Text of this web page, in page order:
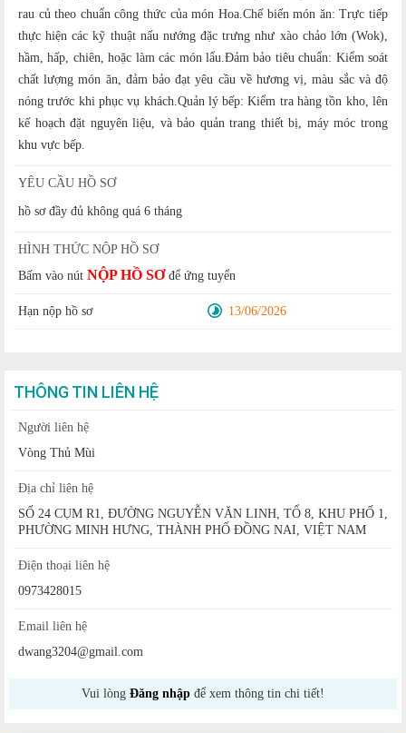
rau củ theo chuẩn công thức của món Hoa.Chế biến món ăn: Trực tiếp
thực hiện các kỹ thuật nấu nướng đặc trưng như xào chảo lớn (Wok),
hầm, hấp, chiên, hoặc làm các món lẩu.Đảm bảo tiêu chuẩn: Kiểm soát
chất lượng món ăn, đảm bảo đạt yêu cầu về hương vị, màu sắc và độ
nóng trước khi phục vụ khách.Quản lý bếp: Kiểm tra hàng tồn kho, lên
kế hoạch đặt nguyên liệu, và bảo quản trang thiết bị, máy móc trong
khu vực bếp.
YÊU CẦU HỒ SƠ
hồ sơ đầy đủ không quá 6 tháng
HÌNH THỨC NỘP HỒ SƠ
Bấm vào nút NỘP HỒ SƠđể ứng tuyển
Hạn nộp hồ sơ 13/06/2026
THÔNG TIN LIÊN HỆ
Người liên hệ
Vòng Thủ Mùi
Địa chỉ liên hệ
SỐ 24 CỤM R1, ĐƯỜNG NGUYỄN VĂN LINH, TỔ 8, KHU PHỐ 1,
PHƯỜNG MINH HƯNG, THÀNH PHỐ ĐỒNG NAI, VIỆT NAM
Điện thoại liên hệ
0973428015
Email liên hệ
dwang3204@gmail.com
Vui lòng Đăng nhập để xem thông tin chi tiết!